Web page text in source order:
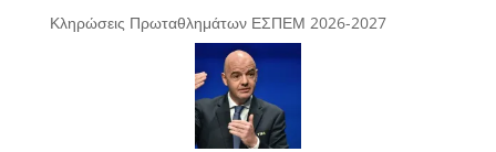
Κληρώσεις Πρωταθλημάτων ΕΣΠΕΜ 2026-2027